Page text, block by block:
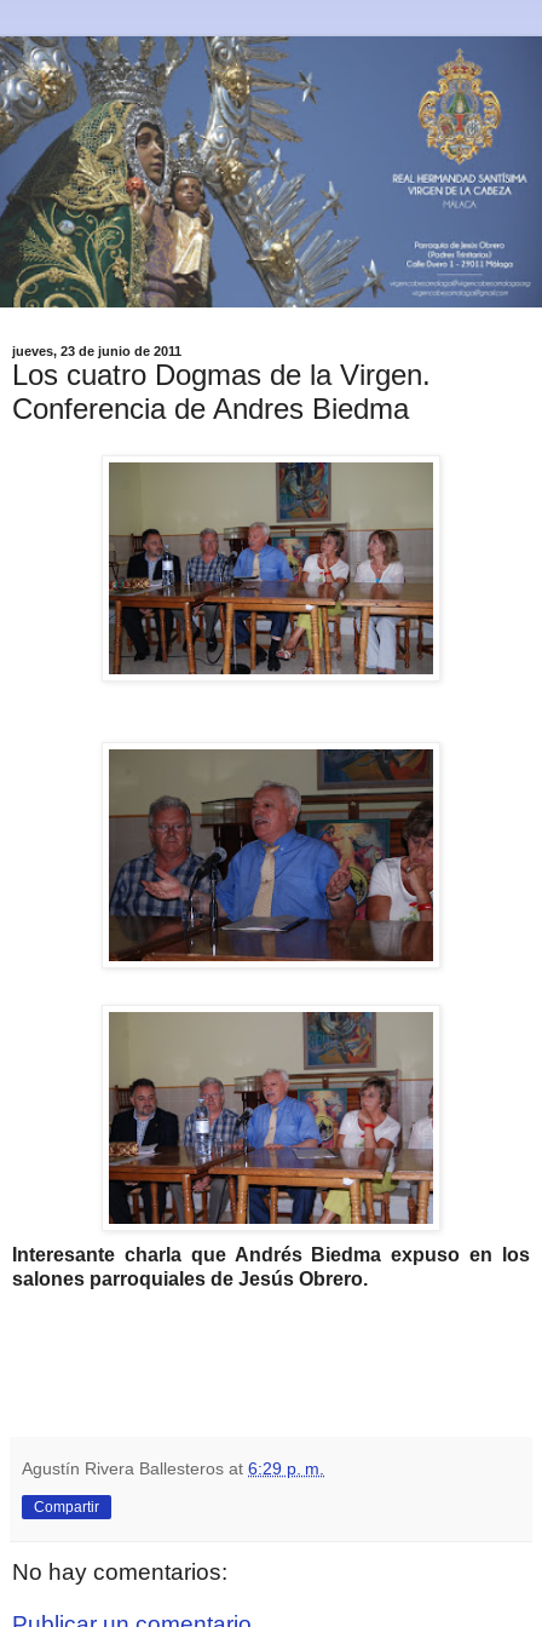
jueves, 23 de junio de 2011
Los cuatro Dogmas de la Virgen.
Conferencia de Andres Biedma
Interesante charla que Andrés Biedma expuso en los
salones parroquiales de Jesús Obrero.
Agustín Rivera Ballesteros at 6:29 p. m.
Compartir
No hay comentarios: